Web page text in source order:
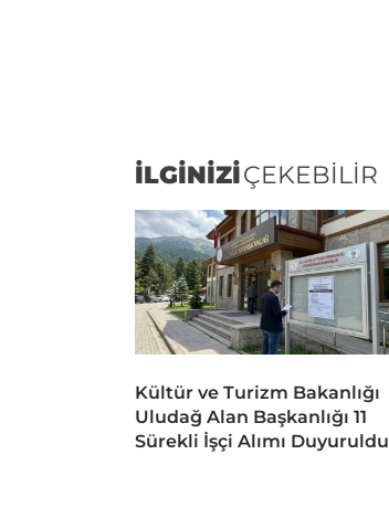
İLGİNİZİÇEKEBİLİR
Kültür ve Turizm Bakanlığı
Uludağ Alan Başkanlığı 11
Sürekli İşçi Alımı Duyuruldu